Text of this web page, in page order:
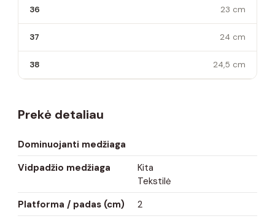
36 23 cm
37 24 cm
38 24,5 cm
Prekė detaliau
Dominuojanti medžiaga
Vidpadžio medžiaga
Kita
Tekstilė
Platforma / padas (cm)
2